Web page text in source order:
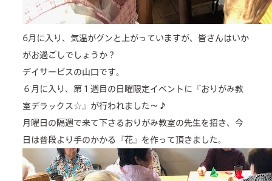
6月に入り、気温がグンと上がっていますが、皆さんはいか
がお過ごしでしょうか？
デイサービスの山口です。
６月に入り、第１週目の日曜限定イベントに『おりがみ教
室デラックス☆』が行われました～♪
月曜日の隔週で来て下さるおりがみ教室の先生を招き、今
日は普段より手のかかる『花』を作って頂きました。